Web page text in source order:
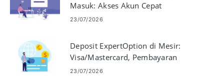
Masuk: Akses Akun Cepat
23/07/2026
Deposit ExpertOption di Mesir:
Visa/Mastercard, Pembayaran
elektronik & Kripto
23/07/2026